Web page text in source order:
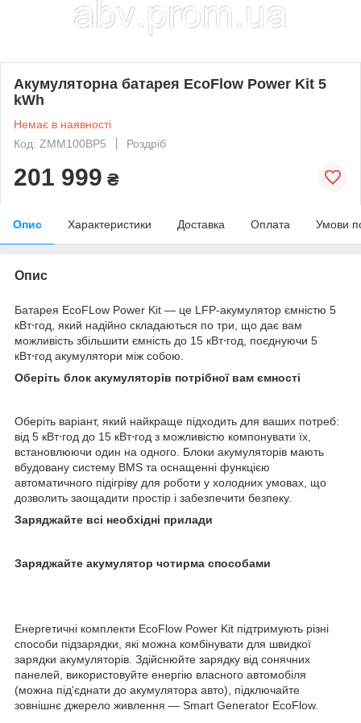
Акумуляторна батарея EcoFlow Power Kit 5
kWh
Немає в наявності
Код: ZMM100BP5
Роздріб
201 999 ₴
Опис Характеристики Доставка Оплата Умови
Опис
Батарея EcoFLow Power Kit — це LFP-акумулятор ємністю 5
кВт⋅год, який надійно складаються по три, що дає вам
можливість збільшити ємність до 15 кВт⋅год, поєднуючи 5
кВт⋅год акумулятори між собою.
Оберіть блок акумуляторів потрібної вам ємності
Оберіть варіант, який найкраще підходить для ваших потреб:
від 5 кВт⋅год до 15 кВт⋅год з можливістю компонувати їх,
встановлюючи один на одного. Блоки акумуляторів мають
вбудовану систему BMS та оснащенні функцією
автоматичного підігріву для роботи у холодних умовах, що
дозволить заощадити простір і забезпечити безпеку.
Заряджайте всі необхідні прилади
Заряджайте акумулятор чотирма способами
Енергетичні комплекти EcoFlow Power Kit підтримують різні
способи підзарядки, які можна комбінувати для швидкої
зарядки акумуляторів. Здійснюйте зарядку від сонячних
панелей, використовуйте енергію власного автомобіля
(можна під'єднати до акумулятора авто), підключайте
зовнішнє джерело живлення — Smart Generator EcoFlow.